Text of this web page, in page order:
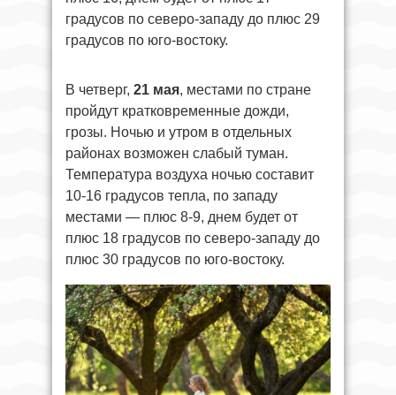
градусов по северо-западу до плюс 29
градусов по юго-востоку.
В четверг, 21 мая, местами по стране
пройдут кратковременные дожди,
грозы. Ночью и утром в отдельных
районах возможен слабый туман.
Температура воздуха ночью составит
10-16 градусов тепла, по западу
местами — плюс 8-9, днем будет от
плюс 18 градусов по северо-западу до
плюс 30 градусов по юго-востоку.